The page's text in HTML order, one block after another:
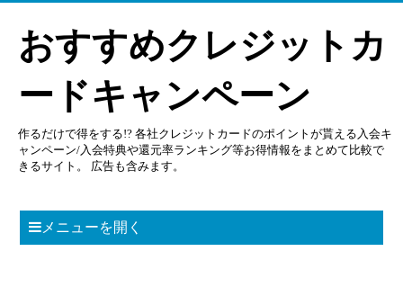
おすすめクレジットカ
ードキャンペーン
作るだけで得をする!? 各社クレジットカードのポイントが貰える入会キ
ャンペーン/入会特典や還元率ランキング等お得情報をまとめて比較で
きるサイト。 広告も含みます。
メニューを開く